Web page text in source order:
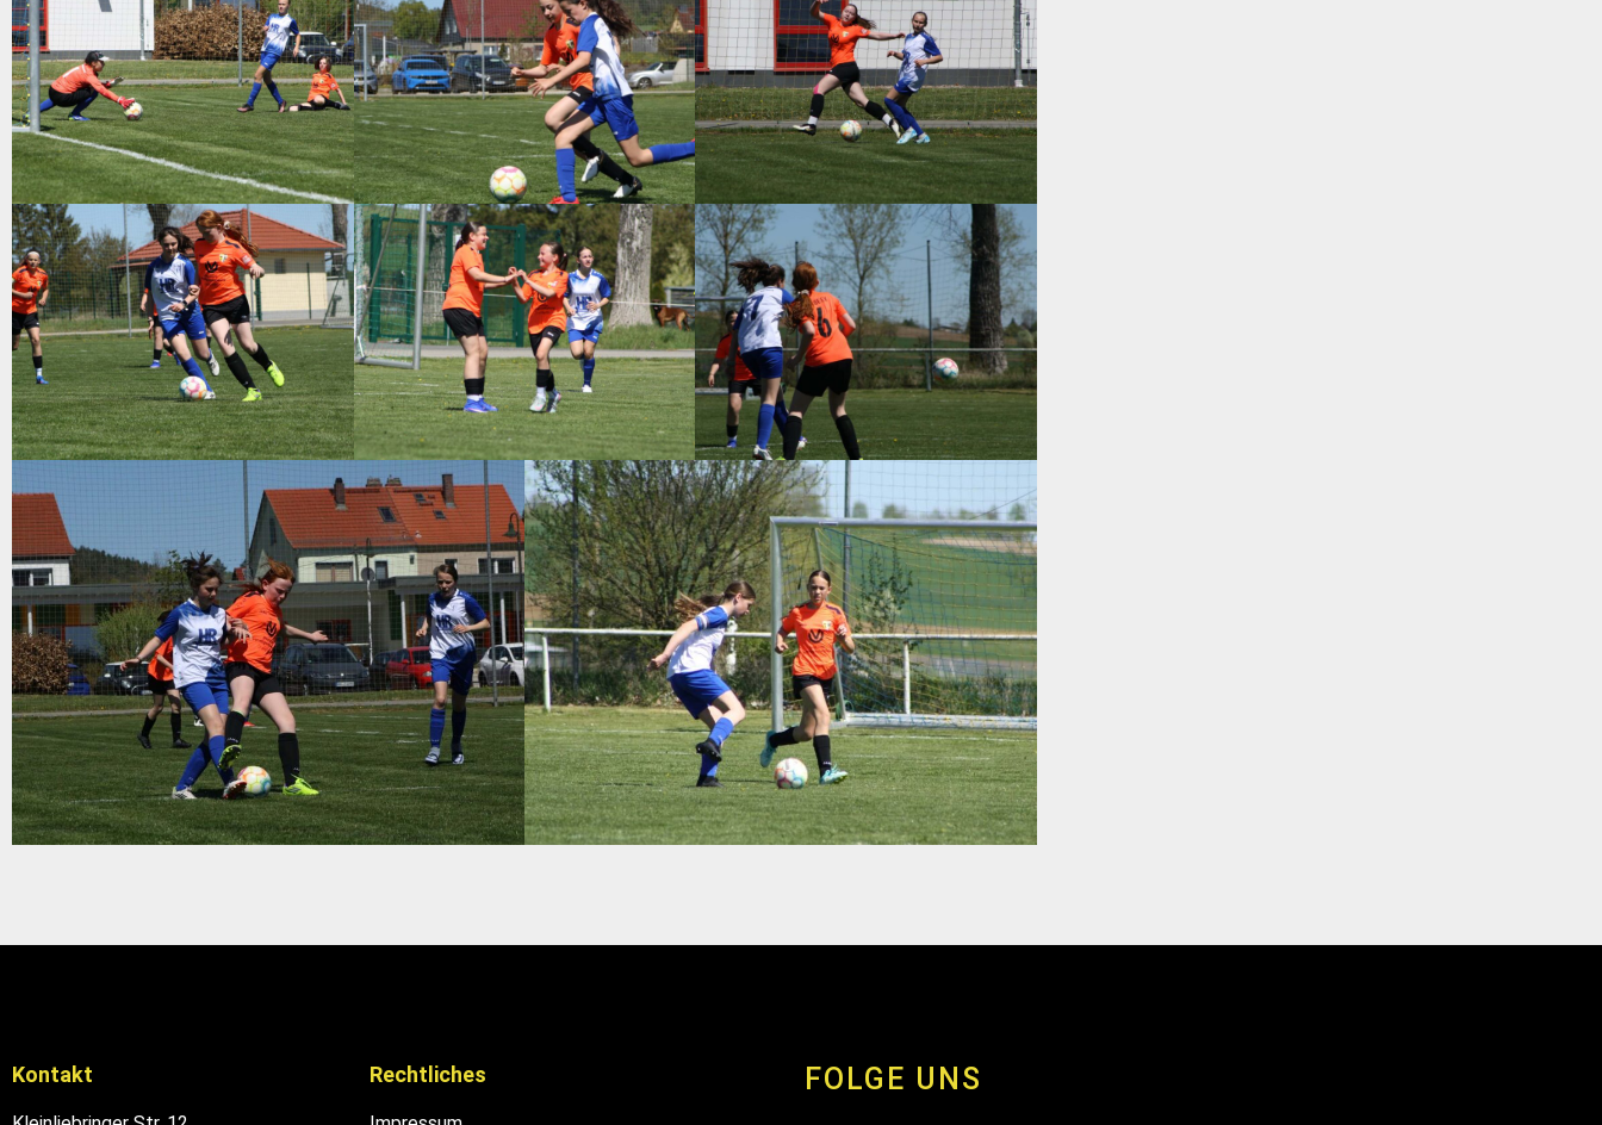
Kontakt Rechtliches FOLGE UNS